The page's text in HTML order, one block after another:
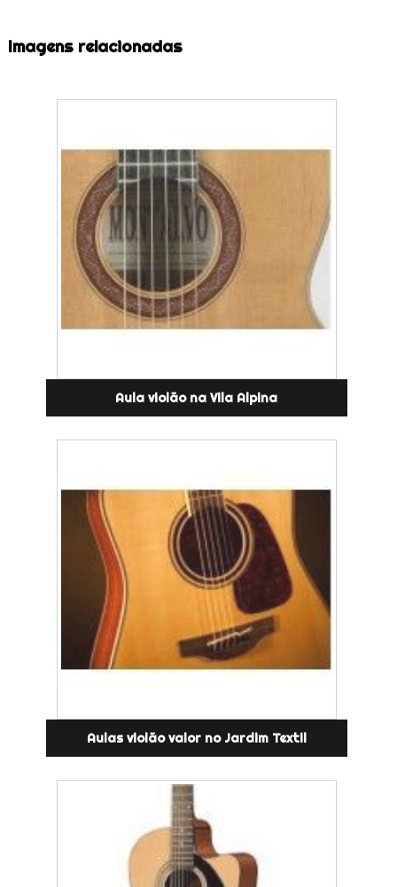
Imagens relacionadas
Aula violão na Vila Alpina
Aulas violão valor no Jardim Textil